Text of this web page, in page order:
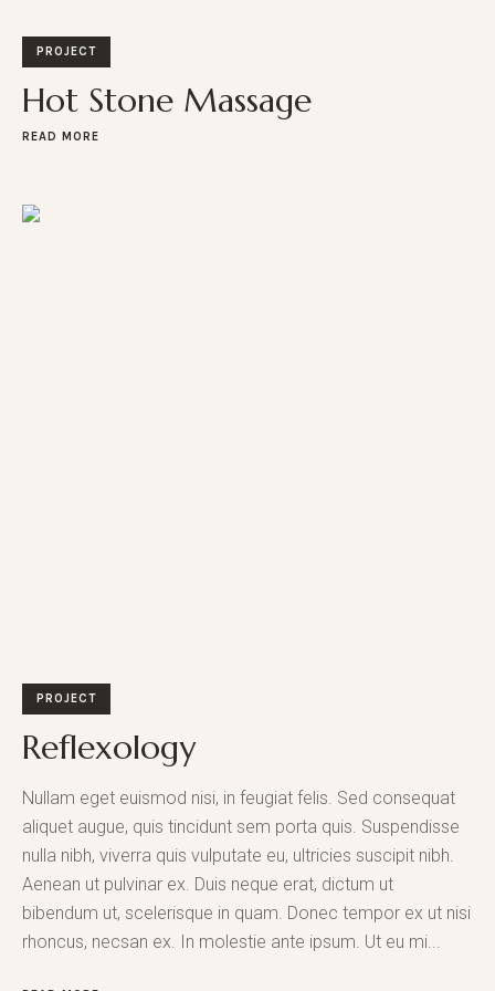
PROJECT
Hot Stone Massage
READ MORE
PROJECT
Reflexology
Nullam eget euismod nisi, in feugiat felis. Sed consequat
aliquet augue, quis tincidunt sem porta quis. Suspendisse
nulla nibh, viverra quis vulputate eu, ultricies suscipit nibh.
Aenean ut pulvinar ex. Duis neque erat, dictum ut
bibendum ut, scelerisque in quam. Donec tempor ex ut nisi
rhoncus, necsan ex. In molestie ante ipsum. Ut eu mi...